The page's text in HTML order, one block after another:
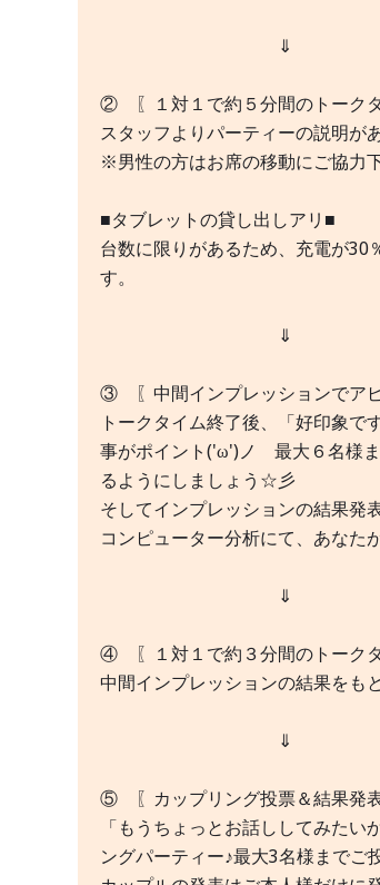
⇓
② 〖１対１で約５分間のトークタ
スタッフよりパーティーの説明が
※男性の方はお席の移動にご協力下
■タブレットの貸し出しアリ■
台数に限りがあるため、充電が30
す。
⇓
③ 〖中間インプレッションでアピ
トークタイム終了後、「好印象
事がポイント('ω')ノ 最大６名様ま
るようにしましょう☆彡
そしてインプレッションの結果発
コンピューター分析にて、あなた
⇓
④ 〖１対１で約３分間のトークタ
中間インプレッションの結果をも
⇓
⑤ 〖カップリング投票＆結果発表
「もうちょっとお話ししてみた
ングパーティー♪最大3名様までご